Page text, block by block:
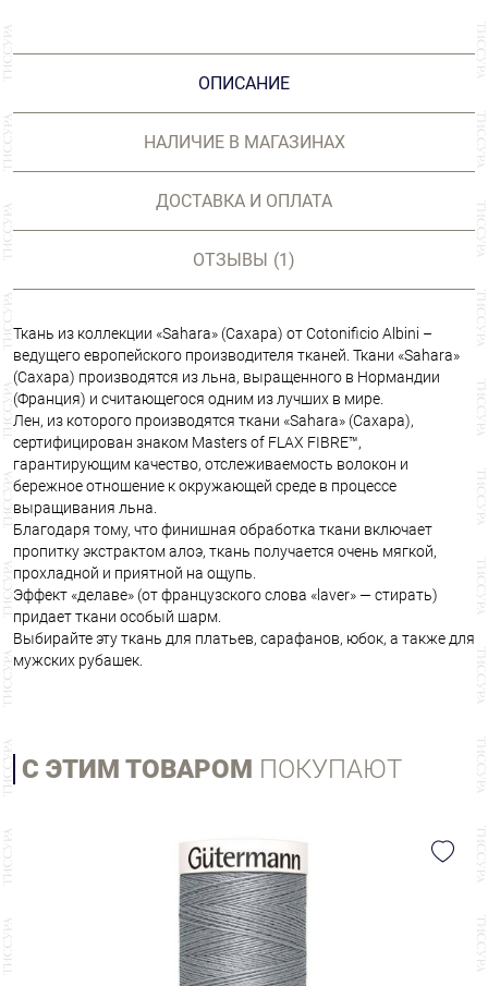
ОПИСАНИЕ
НАЛИЧИЕ В МАГАЗИНАХ
ДОСТАВКА И ОПЛАТА
ОТЗЫВЫ (1)
Ткань из коллекции «Sahara» (Сахара) от Cotonificio Albini –
ведущего европейского производителя тканей. Ткани «Sahara»
(Сахара) производятся из льна, выращенного в Нормандии
(Франция) и считающегося одним из лучших в мире.
Лен, из которого производятся ткани «Sahara» (Сахара),
сертифицирован знаком Masters of FLAX FIBRE™,
гарантирующим качество, отслеживаемость волокон и
бережное отношение к окружающей среде в процессе
выращивания льна.
Благодаря тому, что финишная обработка ткани включает
пропитку экстрактом алоэ, ткань получается очень мягкой,
прохладной и приятной на ощупь.
Эффект «делаве» (от французского слова «laver» — стирать)
придает ткани особый шарм.
Выбирайте эту ткань для платьев, сарафанов, юбок, а также для
мужских рубашек.
С ЭТИМ ТОВАРОМ ПОКУПАЮТ